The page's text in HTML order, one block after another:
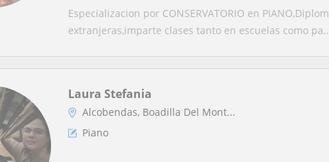
Especializacion por CONSERVATORIO en
extranjeras,imparte clases tanto en escuelas como
Laura Stefania
Alcobendas, Boadilla Del Mont...
Piano